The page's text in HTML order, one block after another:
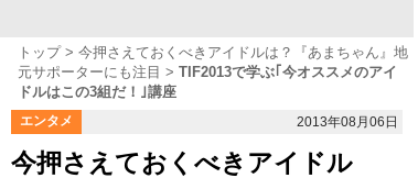
トップ
今押さえておくべきアイドルは？『あまちゃん』地
元サポーターにも注目
TIF2013で学ぶ｢今オススメのアイ
ドルはこの3組だ！｣講座
エンタメ 2013年08月06日
今押さえておくべきアイドル